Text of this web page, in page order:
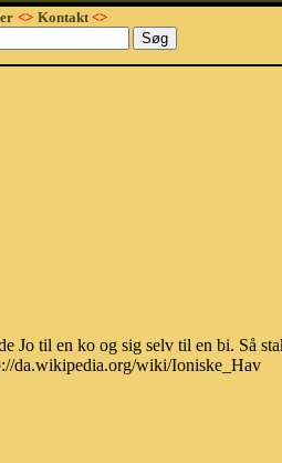
<> Kontakt<>
Jo til en ko og sig selv til en bi. Så
da.wikipedia.org/wiki/Ioniske_Hav